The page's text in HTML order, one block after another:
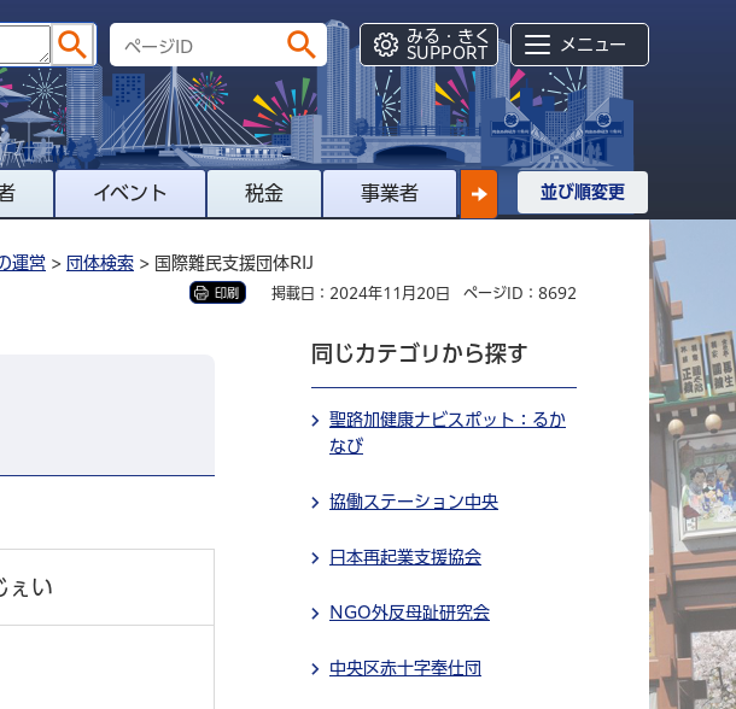
みる・きく
SUPPORT
メニュー
イベント 税金 事業者 並び順変更
運営 > 団体検索 > 国際難民支援団体RIJ
印刷 掲載日：2024年11月20日 ページID：8692
ぇい
同じカテゴリから探す
聖路加健康ナビスポット：るか
なび
協働ステーション中央
日本再起業支援協会
NGO外反母趾研究会
中央区赤十字奉仕団